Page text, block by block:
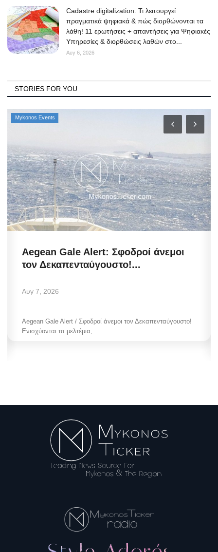
Cadastre digitalization: Τι λειτουργεί
πραγματικά ψηφιακά & πώς διορθώνονται τα
λάθη! 11 ερωτήσεις + απαντήσεις για Ψηφιακές
Υπηρεσίες & διορθώσεις λαθών στο...
Αυγ 6, 2026
STORIES FOR YOU
Mykonos Events
Aegean Gale Alert: Σφοδροί άνεμοι
τον Δεκαπενταύγουστο!...
Αυγ 7, 2026
Aegean Gale Alert / Σφοδροί άνεμοι τον Δεκαπενταύγουστο!
Ενισχύονται τα μελτέμια,...